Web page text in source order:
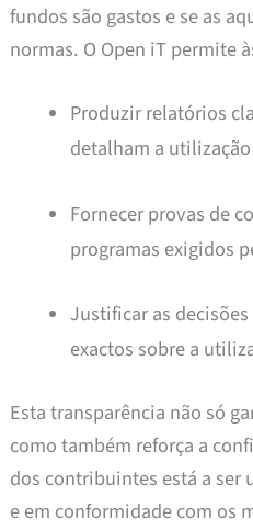
fundos são gastos e se as
normas. O Open iT permite
Produzir relatórios
detalham a
Fornecer provas de
programas exigidos
Justificar as
exactos sobre a
Esta transparência não só
como também reforça a
dos contribuintes está a ser
e em conformidade com os